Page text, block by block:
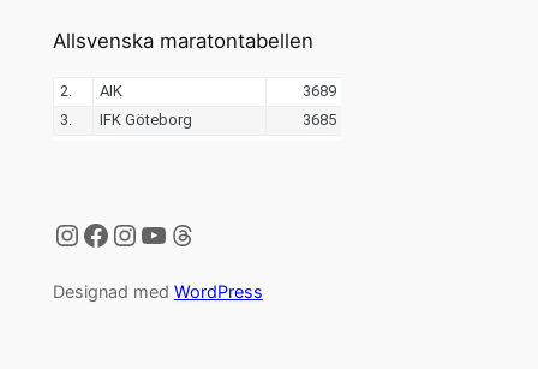
Allsvenska maratontabellen
Instagram
Facebook
Instagram
YouTube
Threads
Designad med WordPress